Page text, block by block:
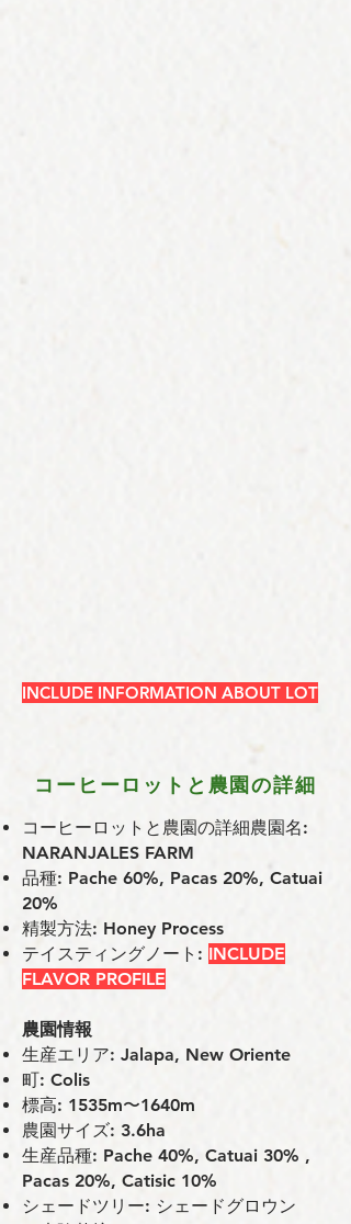
INCLUDE INFORMATION ABOUT LOT
コーヒーロットと農園の詳細
コーヒーロットと農園の詳細農園名:
NARANJALES FARM
品種: Pache 60%, Pacas 20%, Catuai
20%
精製方法: Honey Process
テイスティングノート: INCLUDE
FLAVOR PROFILE
農園情報
⽣産エリア: Jalapa, New Oriente
町: Colis
標⾼: 1535m〜1640m
農園サイズ: 3.6ha
⽣産品種: Pache 40%, Catuai 30% ,
Pacas 20%, Catisic 10%
シェードツリー: シェードグロウン